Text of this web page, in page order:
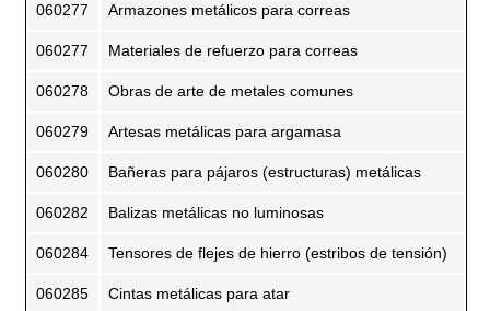
060277 Armazones metálicos para correas
060277 Materiales de refuerzo para correas
060278 Obras de arte de metales comunes
060279 Artesas metálicas para argamasa
060280 Bañeras para pájaros (estructuras) metálicas
060282 Balizas metálicas no luminosas
060284 Tensores de flejes de hierro (estribos de tensión)
060285 Cintas metálicas para atar